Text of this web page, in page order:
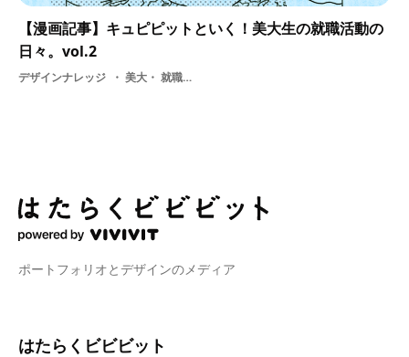
【漫画記事】キュピピットといく！美大生の就職活動の
日々。vol.2
デザインナレッジ 美大・ 就職活動の日々・ 選考・ デザイン・ 就活・ 基礎知識・ 学ぶ・ 学生・ 採用・ 教育・ 漫画
ポートフォリオとデザインのメディア
はたらくビビビット